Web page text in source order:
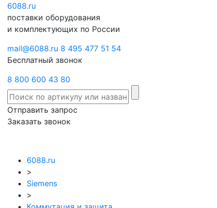
6088.ru
поставки оборудования
и комплектующих по России
mail@6088.ru 8 495 477 51 54
Бесплатный звонок
8 800 600 43 80
Отправить запрос
Заказать звонок
6088.ru
>
Siemens
>
Отправить
запрос
звонок